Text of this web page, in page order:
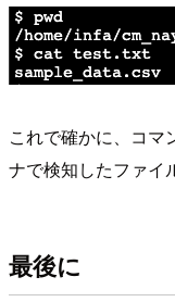
これで確かに、コマ
ナで検知したファイ
最後に